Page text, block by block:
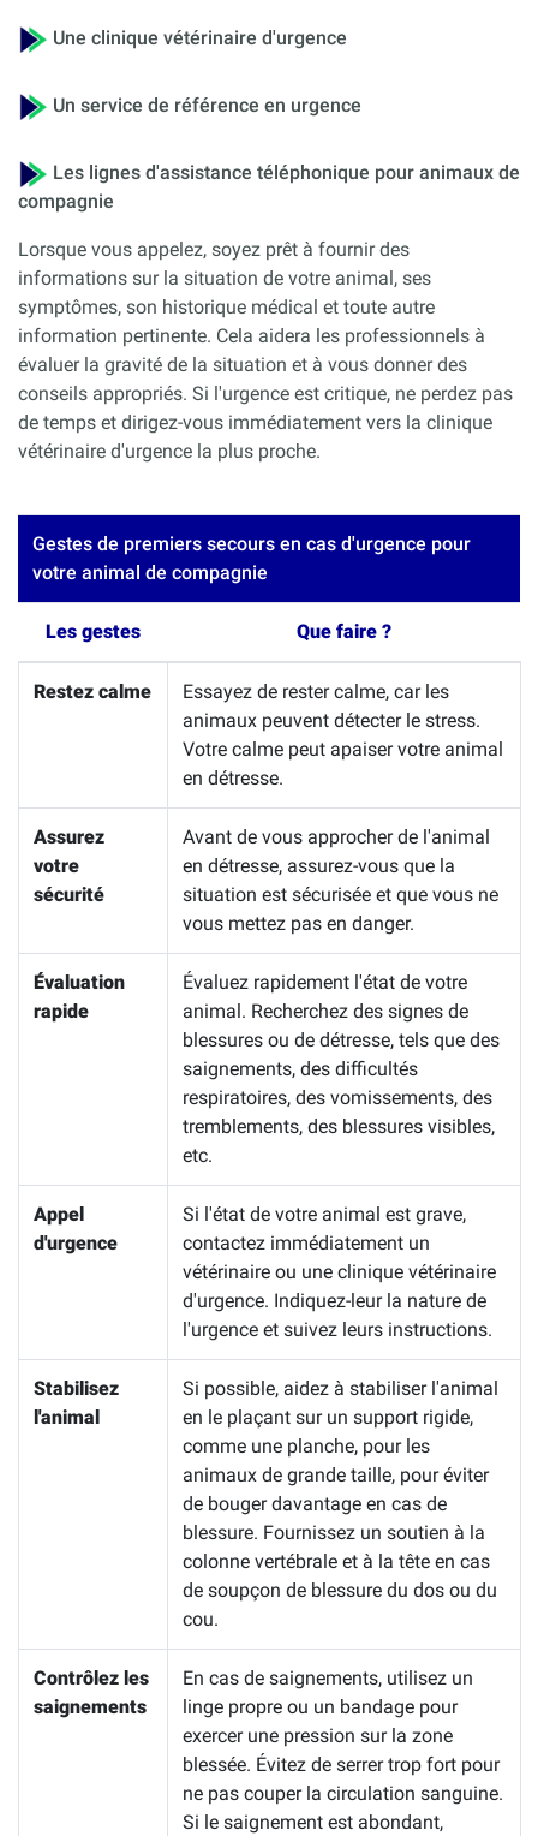
Une clinique vétérinaire d'urgence
Un service de référence en urgence
Les lignes d'assistance téléphonique pour animaux de
compagnie
Lorsque vous appelez, soyez prêt à fournir des
informations sur la situation de votre animal, ses
symptômes, son historique médical et toute autre
information pertinente. Cela aidera les professionnels à
évaluer la gravité de la situation et à vous donner des
conseils appropriés. Si l'urgence est critique, ne perdez pas
de temps et dirigez-vous immédiatement vers la clinique
vétérinaire d'urgence la plus proche.
Gestes de premiers secours en cas d'urgence pour
votre animal de compagnie
Les gestes Que faire ?
Restez calme
Essayez de rester calme, car les
animaux peuvent détecter le stress.
Votre calme peut apaiser votre animal
en détresse.
Assurez
votre
sécurité
Avant de vous approcher de l'animal
en détresse, assurez-vous que la
situation est sécurisée et que vous ne
vous mettez pas en danger.
Évaluation
rapide
Évaluez rapidement l'état de votre
animal. Recherchez des signes de
blessures ou de détresse, tels que des
saignements, des difficultés
respiratoires, des vomissements, des
tremblements, des blessures visibles,
etc.
Appel
d'urgence
Si l'état de votre animal est grave,
contactez immédiatement un
vétérinaire ou une clinique vétérinaire
d'urgence. Indiquez-leur la nature de
l'urgence et suivez leurs instructions.
Stabilisez
l'animal
Si possible, aidez à stabiliser l'animal
en le plaçant sur un support rigide,
comme une planche, pour les
animaux de grande taille, pour éviter
de bouger davantage en cas de
blessure. Fournissez un soutien à la
colonne vertébrale et à la tête en cas
de soupçon de blessure du dos ou du
cou.
Contrôlez les
saignements
En cas de saignements, utilisez un
linge propre ou un bandage pour
exercer une pression sur la zone
blessée. Évitez de serrer trop fort pour
ne pas couper la circulation sanguine.
Si le saignement est abondant,